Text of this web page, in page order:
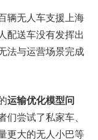
辆无人车支援上海
配送车没有发挥出
法与运营场景完成
运输优化模型问
们尝试了私家车、
更大的无人小巴等